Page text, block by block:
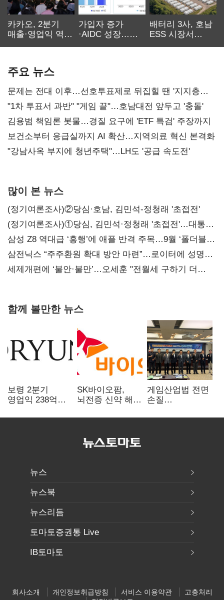
카카오, 2분기
매출·영업익 역대
가입자 증가
·AIDC 성장…
배터리 3사, 호남
ESS 시장서
주요 뉴스
문제는 전대 이후…선호투표제로 뒤집힐 땐 '지지층
불복'
"1차 투표서 과반" "게임 끝"…호남대전 앞두고 '충돌'
김용범 책임론 봇물…경질 요구에 'ETF 특검' 주장까지
보건소부터 응급실까지 AI 확산…지역의료 혁신 본격화
"강남사옥 부지에 청년주택"…LH도 '공급 속도전'
많이 본 뉴스
(정기여론조사)②당심·호남, 김민석-정청래 '초접전'
(정기여론조사)①당심, 김민석·정청래 '초접전'…대통령
지지도 '50% 아래로'(종합)
삼성 Z8 역대급 ‘흥행’에 애플 반격 주목…9월 ‘폴더블
대전’
삼전닉스 “주주환원 확대 방안 마련”…로이터에 성명
보내
세제개편에 ‘불안·불만’…오세훈 "전월세 구하기 더
함께 볼만한 뉴스
보령 2분기
영업익 238억…
SK바이오팜,
뇌전증 신약 해외
차세대 신약 개발
게임산업법 전면
손질
규제 걷고
뉴스
뉴스북
뉴스리듬
토마토증권통 Live
IB토마토
회사소개 개인정보취급방침 서비스 이용약관
고충처리